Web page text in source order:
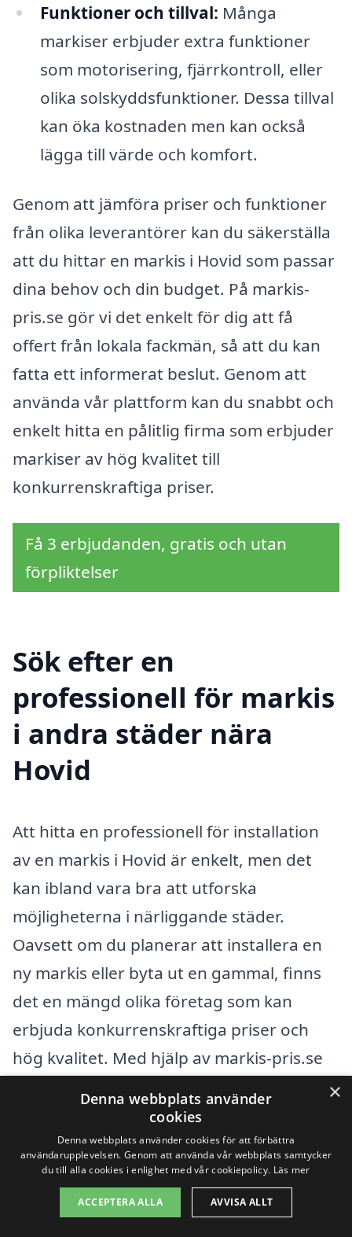
Funktioner och tillval: Många
markiser erbjuder extra funktioner
som motorisering, fjärrkontroll, eller
olika solskyddsfunktioner. Dessa tillval
kan öka kostnaden men kan också
lägga till värde och komfort.
Genom att jämföra priser och funktioner
från olika leverantörer kan du säkerställa
att du hittar en markis i Hovid som passar
dina behov och din budget. På markis-
pris.se gör vi det enkelt för dig att få
offert från lokala fackmän, så att du kan
fatta ett informerat beslut. Genom att
använda vår plattform kan du snabbt och
enkelt hitta en pålitlig firma som erbjuder
markiser av hög kvalitet till
konkurrenskraftiga priser.
Få 3 erbjudanden, gratis och utan
förpliktelser
Sök efter en
professionell för markis
i andra städer nära
Hovid
Att hitta en professionell för installation
av en markis i Hovid är enkelt, men det
kan ibland vara bra att utforska
möjligheterna i närliggande städer.
Oavsett om du planerar att installera en
ny markis eller byta ut en gammal, finns
det en mängd olika företag som kan
erbjuda konkurrenskraftiga priser och
hög kvalitet. Med hjälp av markis-pris.se
olika leverantörer.
Här är några av de städer som ligger nära
Hovid, där du kanske också kan hitta hjälp
för din markis:
×
Denna webbplats använder
cookies
Denna webbplats använder cookies för att förbättra
användarupplevelsen. Genom att använda vår webbplats samtycker
du till alla cookies i enlighet med vår cookiepolicy. Läs mer
ACCEPTERA ALLA AVVISA ALLT